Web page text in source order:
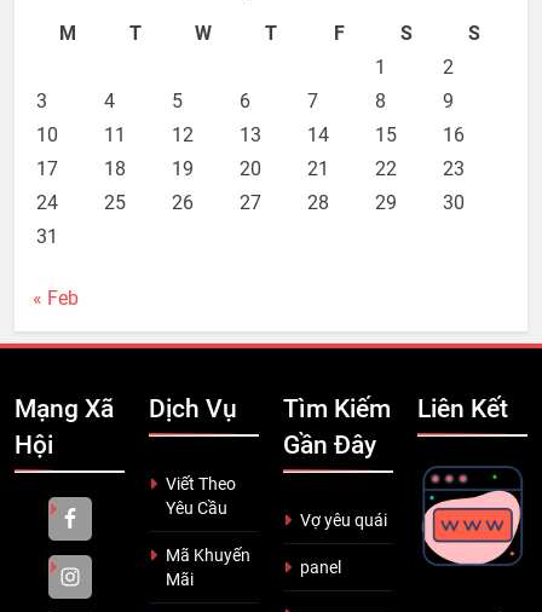
M
T W T F S
S
1
2
3
4 5 6 7 8
9
10
11 12 13 14 15
16
17
18 19 20 21 22
23
24
25 26 27 28 29
30
31
« Feb
Mạng Xã
Hội
Dịch Vụ
Viết Theo
Yêu Cầu
Mã Khuyến
Mãi
Tìm Kiếm
Gần Đây
Vợ yêu quái
panel
Liên Kết